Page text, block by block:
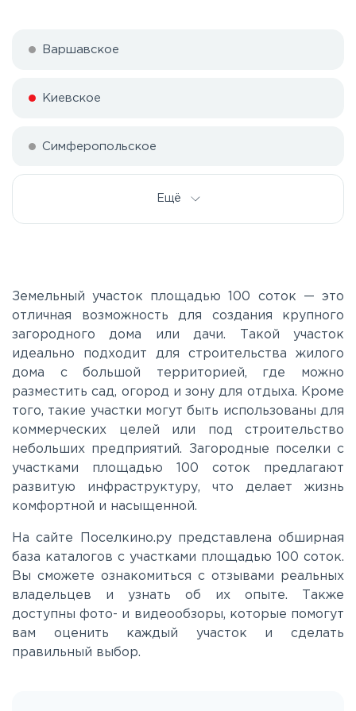
Варшавское
Киевское
Симферопольское
Ещё
Земельный участок площадью 100 соток — это
отличная возможность для создания крупного
загородного дома или дачи. Такой участок
идеально подходит для строительства жилого
дома с большой территорией, где можно
разместить сад, огород и зону для отдыха. Кроме
того, такие участки могут быть использованы для
коммерческих целей или под строительство
небольших предприятий. Загородные поселки с
участками площадью 100 соток предлагают
развитую инфраструктуру, что делает жизнь
комфортной и насыщенной.
На сайте Поселкино.ру представлена обширная
база каталогов с участками площадью 100 соток.
Вы сможете ознакомиться с отзывами реальных
владельцев и узнать об их опыте. Также
доступны фото- и видеообзоры, которые помогут
вам оценить каждый участок и сделать
правильный выбор.